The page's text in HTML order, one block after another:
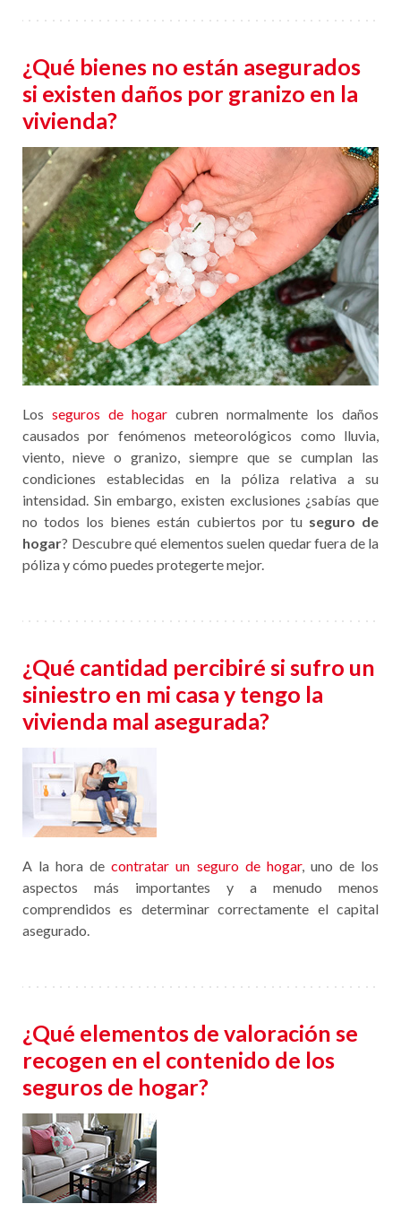
¿Qué bienes no están asegurados
si existen daños por granizo en la
vivienda?
Los seguros de hogar cubren normalmente los daños
causados por fenómenos meteorológicos como lluvia,
viento, nieve o granizo, siempre que se cumplan las
condiciones establecidas en la póliza relativa a su
intensidad. Sin embargo, existen exclusiones ¿sabías que
no todos los bienes están cubiertos por tu seguro de
hogar? Descubre qué elementos suelen quedar fuera de la
póliza y cómo puedes protegerte mejor.
¿Qué cantidad percibiré si sufro un
siniestro en mi casa y tengo la
vivienda mal asegurada?
A la hora decontratar un seguro de hogar, uno de los
aspectos más importantes y a menudo menos
comprendidos es determinar correctamente el capital
asegurado.
¿Qué elementos de valoración se
recogen en el contenido de los
seguros de hogar?